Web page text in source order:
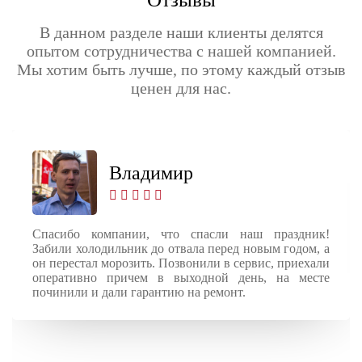
В данном разделе наши клиенты делятся
опытом сотрудничества с нашей компанией.
Мы хотим быть лучше, по этому каждый отзыв
ценен для нас.
Владимир
Спасибо компании, что спасли наш праздник!
Забили холодильник до отвала перед новым годом, а
он перестал морозить. Позвонили в сервис, приехали
оперативно причем в выходной день, на месте
починили и дали гарантию на ремонт.